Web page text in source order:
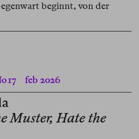
beginnt, von der
17feb 2026
Muster, Hate the